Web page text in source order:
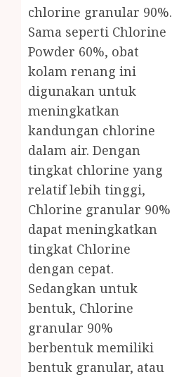
chlorine granular 90%.
Sama seperti Chlorine
Powder 60%, obat
kolam renang ini
digunakan untuk
meningkatkan
kandungan chlorine
dalam air. Dengan
tingkat chlorine yang
relatif lebih tinggi,
Chlorine granular 90%
dapat meningkatkan
tingkat Chlorine
dengan cepat.
Sedangkan untuk
bentuk, Chlorine
granular 90%
berbentuk memiliki
bentuk granular, atau